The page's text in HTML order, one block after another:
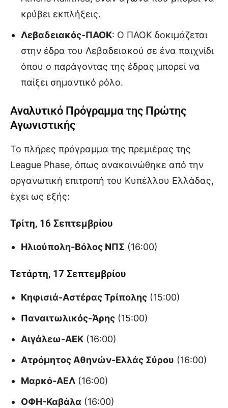
κρύβει εκπλήξεις.
Λεβαδειακός-ΠΑΟΚ: Ο ΠΑΟΚ δοκιμάζεται
στην έδρα του Λεβαδειακού σε ένα παιχνίδι
όπου ο παράγοντας της έδρας μπορεί να
παίξει σημαντικό ρόλο.
Αναλυτικό Πρόγραμμα της Πρώτης
Αγωνιστικής
Το πλήρες πρόγραμμα της πρεμιέρας της
League Phase, όπως ανακοινώθηκε από την
οργανωτική επιτροπή του Κυπέλλου Ελλάδας,
έχει ως εξής:
Τρίτη, 16 Σεπτεμβρίου
Ηλιούπολη-Βόλος ΝΠΣ (16:00)
Τετάρτη, 17 Σεπτεμβρίου
Κηφισιά-Αστέρας Τρίπολης (15:00)
Παναιτωλικός-Άρης (15:00)
Αιγάλεω-ΑΕΚ (16:00)
Ατρόμητος Αθηνών-Ελλάς Σύρου (16:00)
Μαρκό-ΑΕΛ (16:00)
ΟΦΗ-Καβάλα (16:00)